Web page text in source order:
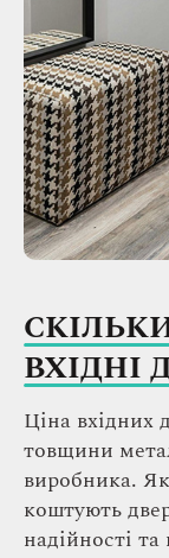
ВХІДНІ
Ціна вхідних
товщини
виробника.
коштують
надійності